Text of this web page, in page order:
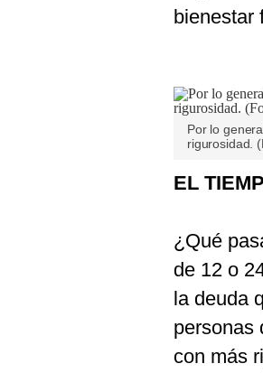
bienestar
Por lo
rigurosidad.
EL
¿Qué
de 12 o
la deuda
personas
con más